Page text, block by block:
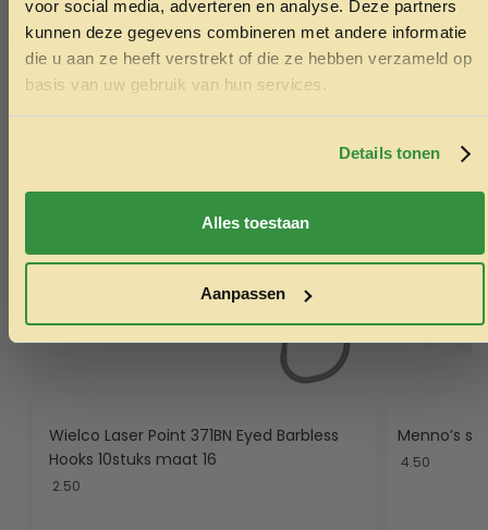
voor social media, adverteren en analyse. Deze partners
kunnen deze gegevens combineren met andere informatie
die u aan ze heeft verstrekt of die ze hebben verzameld op
basis van uw gebruik van hun services.
Details tonen
Alles toestaan
Aanpassen
Wielco Laser Point 371BN Eyed Barbless
Hooks 10stuks maat 16
2.50
Menno’s
4.50
Ontvang korting
Door je in te schrijven ga je akkoord met het ontvangen van
Nee, ik wil geen korting